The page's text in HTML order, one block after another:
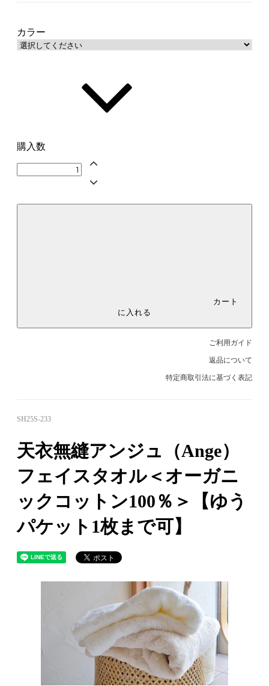
カラー
購入数
に入れる
ご利用ガイド
返品について
特定商取引法に基づく表記
SH25S-233
天衣無縫アンジュ（Ange）
フェイスタオル＜オーガニ
ックコットン100％＞【ゆう
パケット1枚まで可】